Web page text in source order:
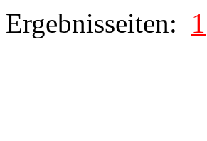
Ergebnisseiten: 1